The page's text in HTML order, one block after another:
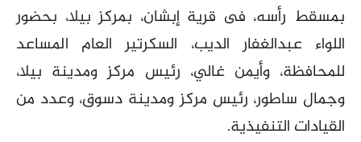
بمسقط رأسه، فى قرية إبشان، بمركز بيلا، بحضور
اللواء عبدالغفار الديب، السكرتير العام المساعد
للمحافظة، وأيمن غالي، رئيس مركز ومدينة بيلا،
وجمال ساطور، رئيس مركز ومدينة دسوق، وعدد من
القيادات التنفيذية.